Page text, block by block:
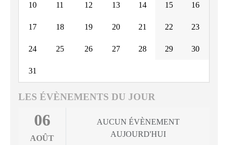
10 11 12 13 14 15 16
17 18 19 20 21 22 23
24 25 26 27 28 29 30
31
LES ÉVÈNEMENTS DU JOUR
06
AOÛT
AUCUN ÉVÈNEMENT
AUJOURD'HUI